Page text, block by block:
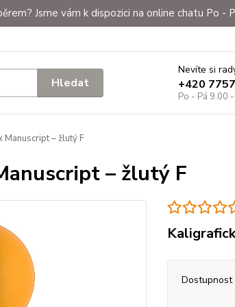
Jsme vám k dispozici na online chatu Po -
Hledat
Nevíte si
+420
Po - Pá 9.00
Manuscript – žlutý F
– žlutý F
Dostupnost